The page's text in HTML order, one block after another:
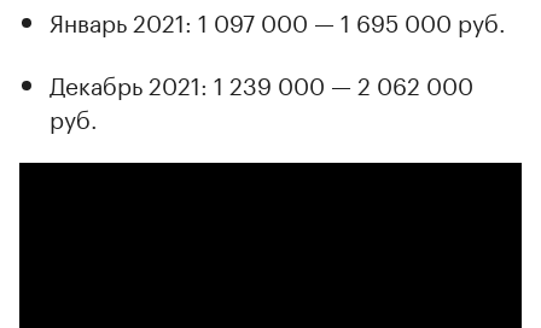
Январь 2021: 1 097 000 — 1 695 000 руб.
Декабрь 2021: 1 239 000 — 2 062 000
руб.